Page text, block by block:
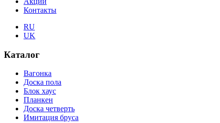
Контакты
RU
UK
Каталог
Вагонка
Доска пола
Блок хаус
Планкен
Доска четверть
Имитация бруса